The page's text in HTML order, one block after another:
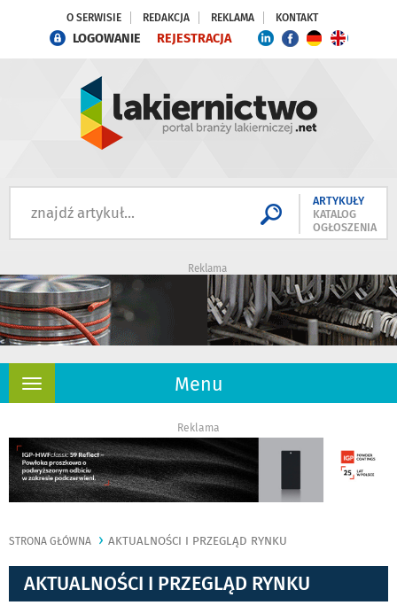
O SERWISIE REDAKCJA REKLAMA KONTAKT
LOGOWANIE REJESTRACJA
ARTYKUŁY
KATALOG
OGŁOSZENIA
Reklama
Menu
Rozwiń
Reklama
STRONA GŁÓWNA AKTUALNOŚCI I PRZEGLĄD RYNKU
AKTUALNOŚCI I PRZEGLĄD RYNKU